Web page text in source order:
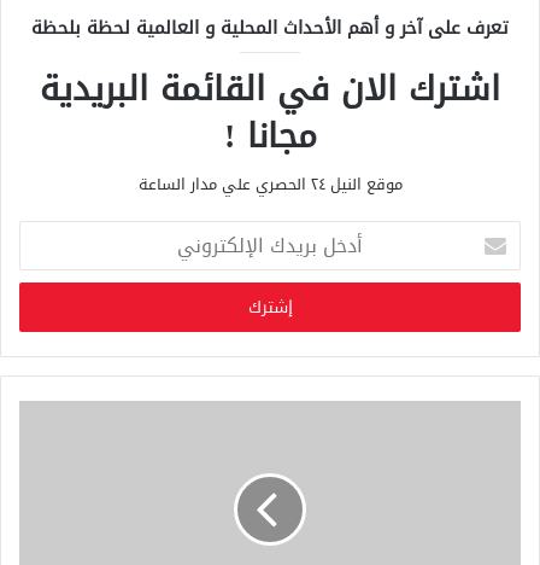
تعرف على آخر و أهم الأحداث المحلية و العالمية لحظة بلحظة
اشترك الان في القائمة البريدية
مجانا !
موقع النيل ٢٤ الحصري علي مدار الساعة
خ
ب
ر
ي
د